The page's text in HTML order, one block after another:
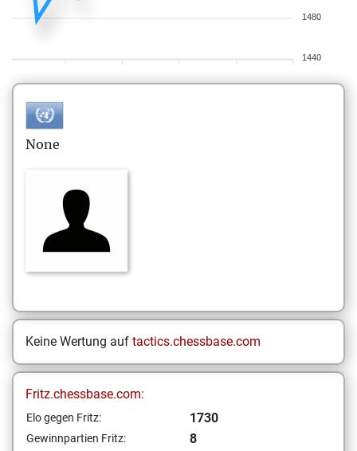
1480
1440
None
Keine Wertung auf tactics.chessbase.com
Fritz.chessbase.com:
Elo gegen Fritz: 1730
Gewinnpartien Fritz: 8